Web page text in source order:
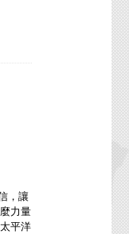
，讓
力量
平洋